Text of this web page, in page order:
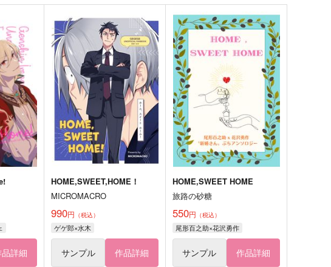
詳細
HOME,SWEET,HOME！
MICROMACRO
990円 （税込）
ゲゲ郎×水木
サンプル 作品詳細
HOME,SWEET HOME
旅路の砂糖
550円 （税込）
尾形百之助×花沢勇作
サンプル 作品詳細